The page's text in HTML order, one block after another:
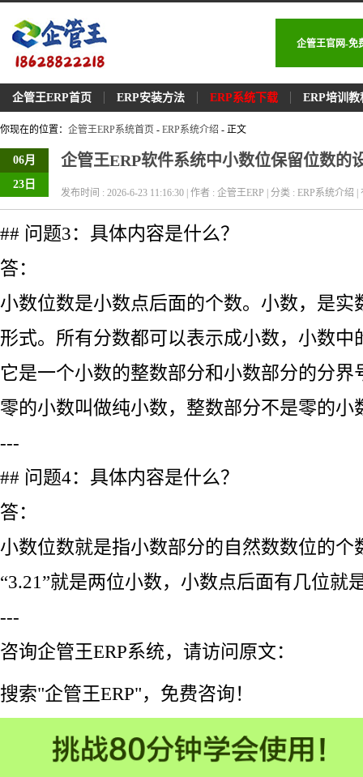
企管王官网-免
企管王ERP首页 ERP安装方法 ERP系统下载 ERP培训教
你现在的位置： 企管王ERP系统首页 - ERP系统介绍 - 正文
06月
23日
企管王ERP软件系统中小数位保留位数的
发布时间 : 2026-6-23 11:16:30 | 作者 : 企管王ERP | 分类 : ERP系统介绍 |
## 问题3：具体内容是什么？
答：
小数位数是小数点后面的个数。小数，是实
形式。所有分数都可以表示成小数，小数中
它是一个小数的整数部分和小数部分的分界
零的小数叫做纯小数，整数部分不是零的小
---
## 问题4：具体内容是什么？
答：
小数位数就是指小数部分的自然数数位的个
“3.21”就是两位小数，小数点后面有几位就
---
咨询企管王ERP系统，请访问原文：
搜索"企管王ERP"，免费咨询！